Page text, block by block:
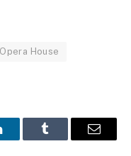
House
Tumblr Email